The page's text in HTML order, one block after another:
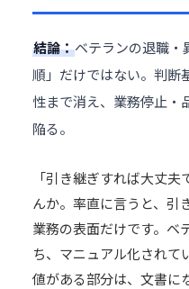
結論：ベテランの退職・
順」だけではない。判断
性まで消え、業務停止・
陥る。
「引き継ぎすれば大丈
んか。率直に言うと、引
業務の表面だけです。ベ
ち、マニュアル化されて
値がある部分は、文書に